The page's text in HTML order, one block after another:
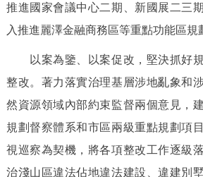
推進國家會議中心二期、新國展二三
入推進麗澤金融商務區等重點功能區規
以案為鑒、以案促改，堅決抓好規
整改。著力落實治理基層涉地亂象和
然資源領域內部約束監督兩個意見，
規劃督察體系和市區兩級重點規劃項
視巡察為契機，將各項整改工作逐級
治淺山區違法佔地違法建設、違建別